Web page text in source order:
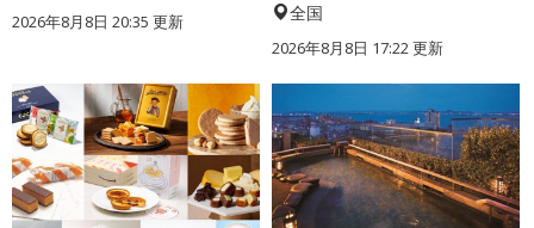
2026年8月8日 20:35 更新 全国
2026年8月8日 17:22更新